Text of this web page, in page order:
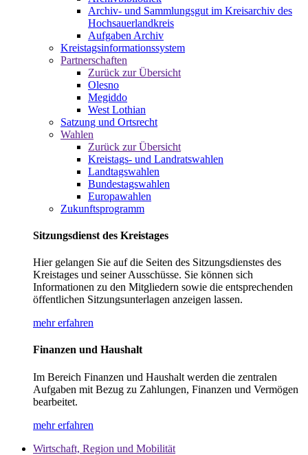
Archiv- und Sammlungsgut im Kreisarchiv des
Hochsauerlandkreis
Aufgaben Archiv
Kreistagsinformationssystem
Partnerschaften
Zurück zur Übersicht
Olesno
Megiddo
West Lothian
Satzung und Ortsrecht
Wahlen
Zurück zur Übersicht
Kreistags- und Landratswahlen
Landtagswahlen
Bundestagswahlen
Europawahlen
Zukunftsprogramm
Sitzungsdienst des Kreistages
Hier gelangen Sie auf die Seiten des Sitzungsdienstes des
Kreistages und seiner Ausschüsse. Sie können sich
Informationen zu den Mitgliedern sowie die entsprechenden
öffentlichen Sitzungsunterlagen anzeigen lassen.
mehr erfahren
Finanzen und Haushalt
Im Bereich Finanzen und Haushalt werden die zentralen
Aufgaben mit Bezug zu Zahlungen, Finanzen und Vermögen
bearbeitet.
mehr erfahren
Wirtschaft, Region und Mobilität